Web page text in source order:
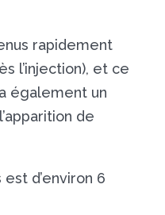
rapidement
l’injection), et ce
également un
de
d’environ 6